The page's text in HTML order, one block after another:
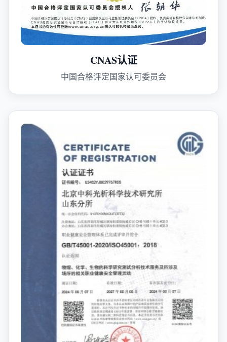
CNAS认证
中国合格评定国家认可委员会